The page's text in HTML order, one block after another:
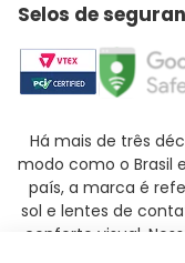
Selos de
Há mais de três
modo como o Brasil
país, a marca é
sol e lentes de
conforto visual.